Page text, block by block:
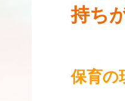
持ち
保育の